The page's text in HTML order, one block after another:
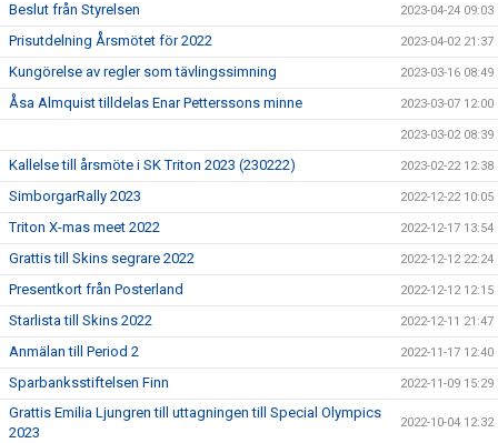
Beslut från Styrelsen 2023-04-24 09:03
Prisutdelning Årsmötet för 2022 2023-04-02 21:37
Kungörelse av regler som tävlingssimning 2023-03-16 08:49
Åsa Almquist tilldelas Enar Petterssons minne 2023-03-07 12:00
2023-03-02 08:39
Kallelse till årsmöte i SK Triton 2023 (230222) 2023-02-22 12:38
SimborgarRally 2023 2022-12-22 10:05
Triton X-mas meet 2022 2022-12-17 13:54
Grattis till Skins segrare 2022 2022-12-12 22:24
Presentkort från Posterland 2022-12-12 12:15
Starlista till Skins 2022 2022-12-11 21:47
Anmälan till Period 2 2022-11-17 12:40
Sparbanksstiftelsen Finn 2022-11-09 15:29
Grattis Emilia Ljungren till uttagningen till Special Olympics
2023
2022-10-04 12:32